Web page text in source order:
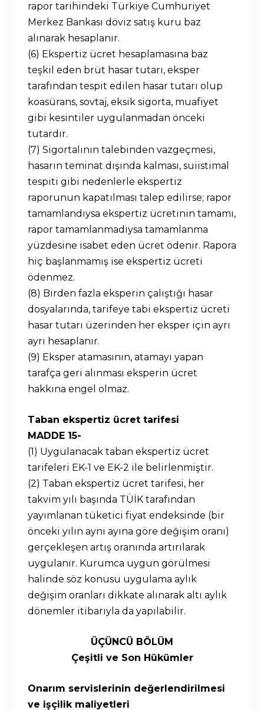
rapor tarihindeki Türkiye Cumhuriyet
Merkez Bankası döviz satış kuru baz
alınarak hesaplanır.
(6) Ekspertiz ücret hesaplamasına baz
teşkil eden brüt hasar tutarı, eksper
tarafından tespit edilen hasar tutarı olup
koasürans, sovtaj, eksik sigorta, muafiyet
gibi kesintiler uygulanmadan önceki
tutardır.
(7) Sigortalının talebinden vazgeçmesi,
hasarın teminat dışında kalması, suiistimal
tespiti gibi nedenlerle ekspertiz
raporunun kapatılması talep edilirse; rapor
tamamlandıysa ekspertiz ücretinin tamamı,
rapor tamamlanmadıysa tamamlanma
yüzdesine isabet eden ücret ödenir. Rapora
hiç başlanmamış ise ekspertiz ücreti
ödenmez.
(8) Birden fazla eksperin çalıştığı hasar
dosyalarında, tarifeye tabi ekspertiz ücreti
hasar tutarı üzerinden her eksper için ayrı
ayrı hesaplanır.
(9) Eksper atamasının, atamayı yapan
tarafça geri alınması eksperin ücret
hakkına engel olmaz.
Taban ekspertiz ücret tarifesi
MADDE 15-
(1) Uygulanacak taban ekspertiz ücret
tarifeleri EK-1 ve EK-2 ile belirlenmiştir.
(2) Taban ekspertiz ücret tarifesi, her
takvim yılı başında TÜİK tarafından
yayımlanan tüketici fiyat endeksinde (bir
önceki yılın aynı ayına göre değişim oranı)
gerçekleşen artış oranında artırılarak
uygulanır. Kurumca uygun görülmesi
halinde söz konusu uygulama aylık
değişim oranları dikkate alınarak altı aylık
dönemler itibarıyla da yapılabilir.
ÜÇÜNCÜ BÖLÜM
Çeşitli ve Son Hükümler
Onarım servislerinin değerlendirilmesi
ve işçilik maliyetleri